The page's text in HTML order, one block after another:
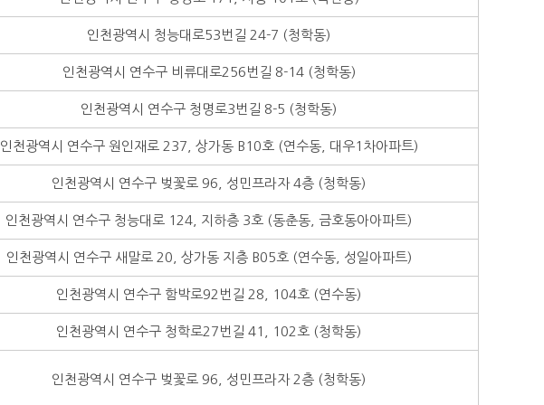
인천광역시 청능대로53번길 24-7 (청학동)
인천광역시 연수구 비류대로256번길 8-14 (청학동)
인천광역시 연수구 청명로3번길 8-5 (청학동)
인천광역시 연수구 원인재로 237, 상가동 B10호 (연수동, 대우1차아파트)
인천광역시 연수구 벚꽃로 96, 성민프라자 4층 (청학동)
인천광역시 연수구 청능대로 124, 지하층 3호 (동춘동, 금호동아아파트)
인천광역시 연수구 새말로 20, 상가동 지층 B05호 (연수동, 성일아파트)
인천광역시 연수구 함박로92번길 28, 104호 (연수동)
인천광역시 연수구 청학로27번길 41, 102호 (청학동)
인천광역시 연수구 벚꽃로 96, 성민프라자 2층 (청학동)